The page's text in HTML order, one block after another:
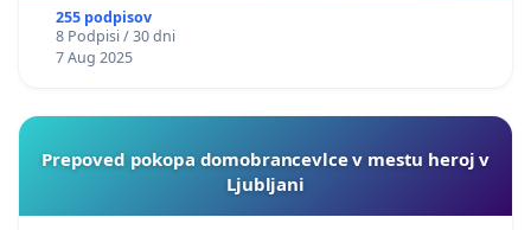
255 podpisov
8 Podpisi / 30 dni
7 Aug 2025
Prepoved pokopa domobrancevlce v mestu heroj v
Ljubljani